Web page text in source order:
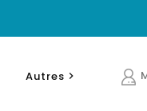
Autres 